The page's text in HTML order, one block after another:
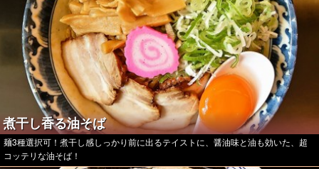
煮干し香る油そば
麺3種選択可！煮干し感しっかり前に出るテイストに、醤油味と油も効いた、超
コッテリな油そば！